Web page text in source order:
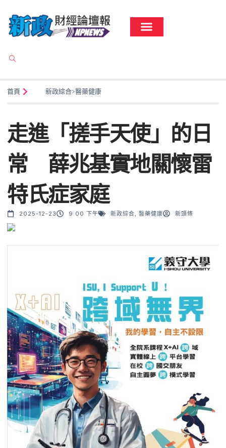
首頁 新政綜合>醫藥健康
走進「搓手天使」的日
常 薛兆基實地關懷雷
特氏症家庭
2025-12-23 9:00 下午 新政綜合 醫藥健康 新頭條